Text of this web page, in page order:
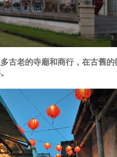
古老的寺廟和商行，在古舊